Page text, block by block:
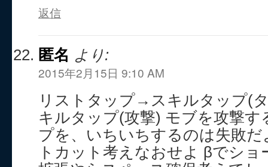
返信
匿名 より:
2015年2月15日 9:10 AM
リストタップ→スキルタップ(
キルタップ(攻撃) モブを攻撃す
プを、いちいちするのは失敗
トカット考えなおせよ βでシ